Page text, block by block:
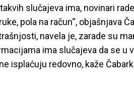
slučajeva ima, novinari
pola na račun“, objašnjava
navela je, zarade su
ima slučajeva da se u
isplaćuju redovno, kaže